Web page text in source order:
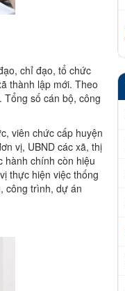
chỉ đạo, tổ chức
thành lập mới. Theo
số cán bộ, công
viên chức cấp huyện
vị, UBND các xã, thị
hành chính còn hiệu
thực hiện việc thống
công trình, dự án